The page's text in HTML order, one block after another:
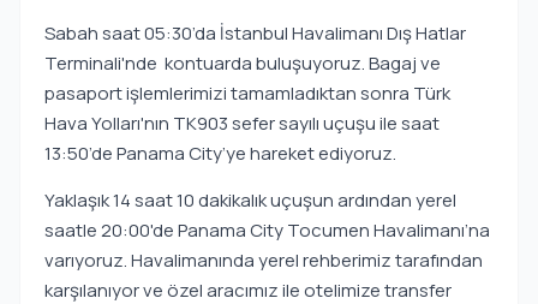
Sabah saat 05:30’da İstanbul Havalimanı Dış Hatlar
Terminali'nde kontuarda buluşuyoruz. Bagaj ve
pasaport işlemlerimizi tamamladıktan sonra Türk
Hava Yolları'nın TK903 sefer sayılı uçuşu ile saat
13:50’de Panama City’ye hareket ediyoruz.
Yaklaşık 14 saat 10 dakikalık uçuşun ardından yerel
saatle 20:00'de Panama City Tocumen Havalimanı’na
varıyoruz. Havalimanında yerel rehberimiz tarafından
karşılanıyor ve özel aracımız ile otelimize transfer